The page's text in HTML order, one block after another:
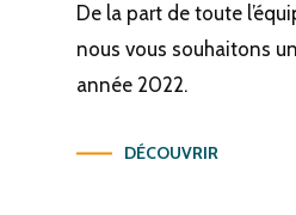
De la part de toute
nous vous souhaitons
année 2022.
DÉCOUVRIR